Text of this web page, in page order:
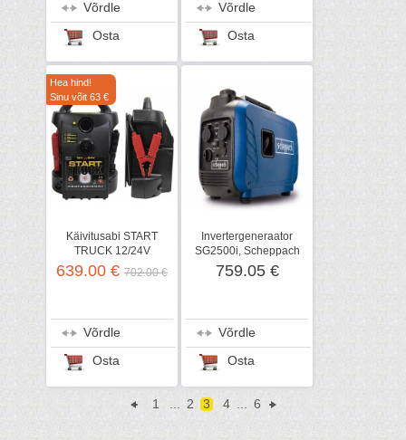
Võrdle
Osta
Võrdle
Osta
Hea hind!
Sinu võit 63 €
Käivitusabi START
TRUCK 12/24V
5000/2500 A, Lemania
Energy
639.00 € 702.00 €
Võrdle
Osta
Invertergeneraator
SG2500i, Scheppach
759.05 €
Võrdle
Osta
1 ... 2 3 4 ... 6